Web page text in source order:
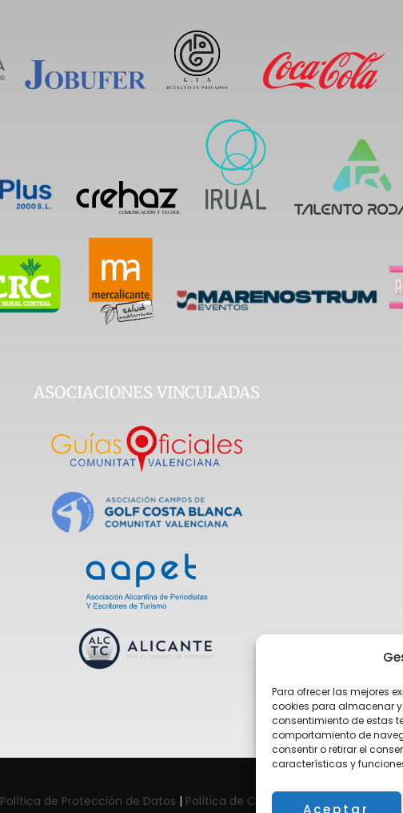
Para ofrecer las mejores
cookies para almacenar
consentimiento de estas
comportamiento de
consentir o retirar el
características y
Aceptar
ASOCIACIONES VINCULADAS
Política de Protección de Datos | Política de Cookies